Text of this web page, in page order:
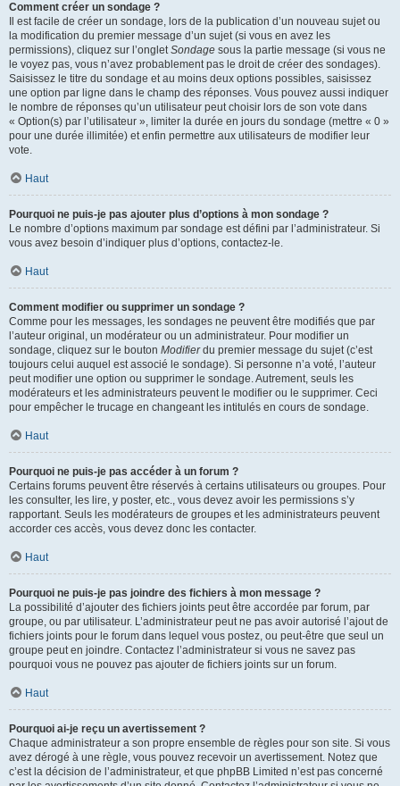
Comment créer un sondage ?
Il est facile de créer un sondage, lors de la publication d’un nouveau sujet ou
la modification du premier message d’un sujet (si vous en avez les
permissions), cliquez sur l’ongletSondage sous la partie message (si vous ne
le voyez pas, vous n’avez probablement pas le droit de créer des sondages).
Saisissez le titre du sondage et au moins deux options possibles, saisissez
une option par ligne dans le champ des réponses. Vous pouvez aussi indiquer
le nombre de réponses qu’un utilisateur peut choisir lors de son vote dans
« Option(s) par l’utilisateur », limiter la durée en jours du sondage (mettre « 0 »
pour une durée illimitée) et enfin permettre aux utilisateurs de modifier leur
vote.
Haut
Pourquoi ne puis-je pas ajouter plus d’options à mon sondage ?
Le nombre d’options maximum par sondage est défini par l’administrateur. Si
vous avez besoin d’indiquer plus d’options, contactez-le.
Haut
Comment modifier ou supprimer un sondage ?
Comme pour les messages, les sondages ne peuvent être modifiés que par
l’auteur original, un modérateur ou un administrateur. Pour modifier un
sondage, cliquez sur le bouton Modifierdu premier message du sujet (c’est
toujours celui auquel est associé le sondage). Si personne n’a voté, l’auteur
peut modifier une option ou supprimer le sondage. Autrement, seuls les
modérateurs et les administrateurs peuvent le modifier ou le supprimer. Ceci
pour empêcher le trucage en changeant les intitulés en cours de sondage.
Haut
Pourquoi ne puis-je pas accéder à un forum ?
Certains forums peuvent être réservés à certains utilisateurs ou groupes. Pour
les consulter, les lire, y poster, etc., vous devez avoir les permissions s’y
rapportant. Seuls les modérateurs de groupes et les administrateurs peuvent
accorder ces accès, vous devez donc les contacter.
Haut
Pourquoi ne puis-je pas joindre des fichiers à mon message ?
La possibilité d’ajouter des fichiers joints peut être accordée par forum, par
groupe, ou par utilisateur. L’administrateur peut ne pas avoir autorisé l’ajout de
fichiers joints pour le forum dans lequel vous postez, ou peut-être que seul un
groupe peut en joindre. Contactez l’administrateur si vous ne savez pas
pourquoi vous ne pouvez pas ajouter de fichiers joints sur un forum.
Haut
Pourquoi ai-je reçu un avertissement ?
Chaque administrateur a son propre ensemble de règles pour son site. Si vous
avez dérogé à une règle, vous pouvez recevoir un avertissement. Notez que
c’est la décision de l’administrateur, et que phpBB Limited n’est pas concerné